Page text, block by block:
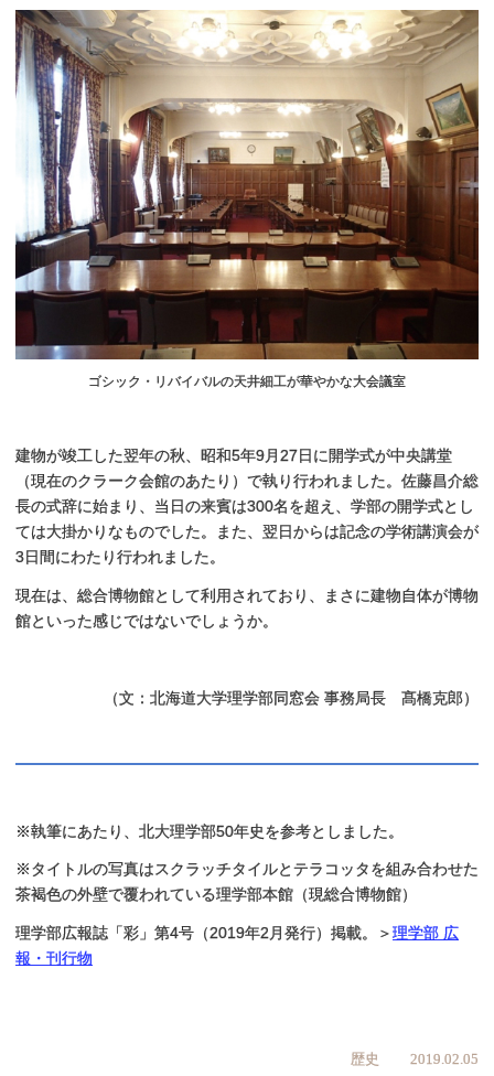
ゴシック・リバイバルの天井細工が華やかな大会議室
建物が竣工した翌年の秋、昭和5年9月27日に開学式が中央講堂
（現在のクラーク会館のあたり）で執り行われました。佐藤昌介総
長の式辞に始まり、当日の来賓は300名を超え、学部の開学式とし
ては大掛かりなものでした。また、翌日からは記念の学術講演会が
3日間にわたり行われました。
現在は、総合博物館として利用されており、まさに建物自体が博物
館といった感じではないでしょうか。
（文：北海道大学理学部同窓会 事務局長 髙橋克郎）
※執筆にあたり、北大理学部50年史を参考としました。
※タイトルの写真はスクラッチタイルとテラコッタを組み合わせた
茶褐色の外壁で覆われている理学部本館（現総合博物館）
理学部広報誌「彩」第4号（2019年2月発行）掲載。＞理学部 広
報・刊行物
歴史 2019.02.05